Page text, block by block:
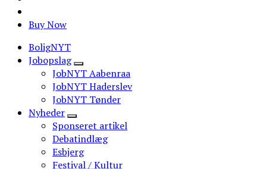
Buy Now
BoligNYT
Jobopslag
JobNYT Aabenraa
JobNYT Haderslev
JobNYT Tønder
Nyheder
Sponseret artikel
Debatindlæg
Esbjerg
Festival / Kultur